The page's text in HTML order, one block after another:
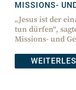
MISSIONS-
„Jesus ist der
tun dürfen“,
Missions- und